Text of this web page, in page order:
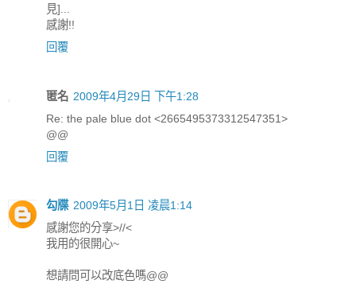
見]...
感謝!!
回覆
匿名 2009年4月29日 下午1:28
Re: the pale blue dot <2665495373312547351>
@@
回覆
勾牒 2009年5月1日 凌晨1:14
感謝您的分享>//<
我用的很開心~
想請問可以改底色嗎@@